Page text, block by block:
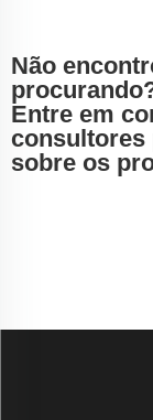
Não
Entre em
consultores
sobre os